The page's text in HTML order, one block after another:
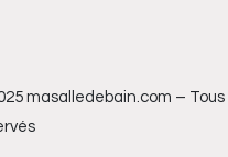
masalledebain.com –